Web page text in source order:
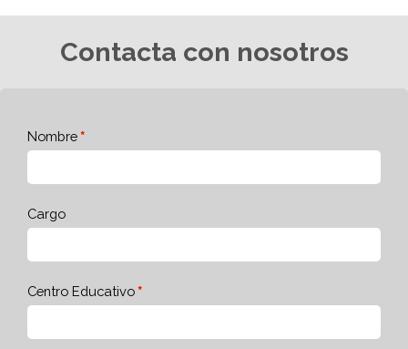
Contacta con nosotros
Nombre
Cargo
Centro Educativo